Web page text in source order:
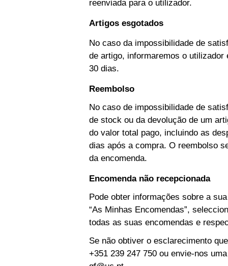
reenviada para o utilizador.
Artigos esgotados
No caso da impossibilidade de
de artigo, informaremos o
30 dias.
Reembolso
No caso de impossibilidade de
de stock ou da devolução de um
do valor total pago, incluindo as
dias após a compra. O reembolso
da encomenda.
Encomenda não recepcionada
Pode obter informações sobre a
“As Minhas Encomendas”,
todas as suas encomendas e
Se não obtiver o esclarecimento
+351 239 247 750 ou envie-nos